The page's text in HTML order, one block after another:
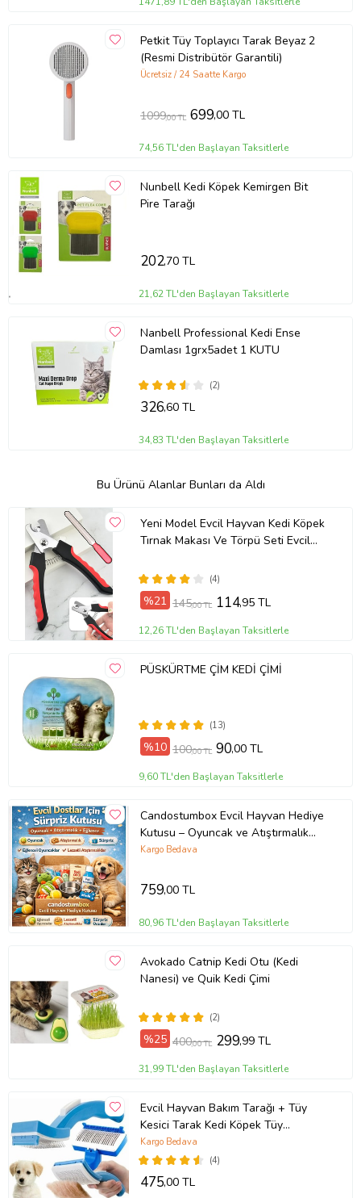
Petkit Tüy Toplayıcı Tarak Beyaz 2
(Resmi Distribütör Garantili)
Ücretsiz / 24 Saatte Kargo
1099,00 TL 699,00 TL
74,56 TL'den Başlayan Taksitlerle
Nunbell Kedi Köpek Kemirgen Bit
Pire Tarağı
202,70 TL
21,62 TL'den Başlayan Taksitlerle
Nanbell Professional Kedi Ense
Damlası 1grx5adet 1 KUTU
(2)
326,60 TL
34,83 TL'den Başlayan Taksitlerle
Bu Ürünü Alanlar Bunları da Aldı
Yeni Model Evcil Hayvan Kedi Köpek
Tırnak Makası Ve Törpü Seti Evcil
(4)
%21 145,00 TL 114,95 TL
12,26 TL'den Başlayan Taksitlerle
PÜSKÜRTME ÇİM KEDİ ÇİMİ
(13)
%10 100,00 TL 90,00 TL
9,60 TL'den Başlayan Taksitlerle
Candostumbox Evcil Hayvan Hediye
Kutusu – Oyuncak ve Atıştırmalık
Sürpriz Pet Box
Kargo Bedava
759,00 TL
80,96 TL'den Başlayan Taksitlerle
Avokado Catnip Kedi Otu (Kedi
Nanesi) ve Quik Kedi Çimi
(2)
%25 400,00 TL 299,99 TL
31,99 TL'den Başlayan Taksitlerle
Evcil Hayvan Bakım Tarağı + Tüy
Kesici Tarak Kedi Köpek Tüy
(4)
Kargo Bedava
475,00 TL